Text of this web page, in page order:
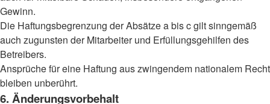
Gewinn.
Die Haftungsbegrenzung der Absätze a bis c gilt sinngemäß
auch zugunsten der Mitarbeiter und Erfüllungsgehilfen des
Betreibers.
Ansprüche für eine Haftung aus zwingendem nationalem Recht
bleiben unberührt.
6. Änderungsvorbehalt